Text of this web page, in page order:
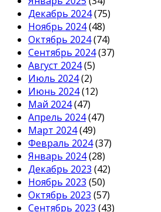
Декабрь 2024(75)
Ноябрь 2024(48)
Октябрь 2024(74)
Сентябрь 2024(37)
Август 2024(5)
Июль 2024(2)
Июнь 2024(12)
Май 2024(47)
Апрель 2024(47)
Март 2024(49)
Февраль 2024(37)
Январь 2024(28)
Декабрь 2023 (42)
Ноябрь 2023 (50)
Октябрь 2023 (57)
Сентябрь 2023 (43)